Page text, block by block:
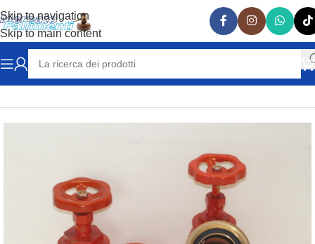
Skip to navigation
Skip to main content
Home ANTINCENDIO ATTACCHI IDRANTE